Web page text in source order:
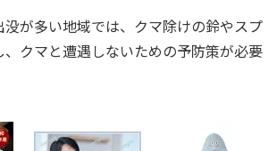
が多い地域では、クマ除けの鈴やスプ
、クマと遭遇しないための予防策が必要